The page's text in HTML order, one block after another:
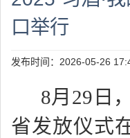
口举行
发布时间：2026-05-26
8月29日
省发放仪式